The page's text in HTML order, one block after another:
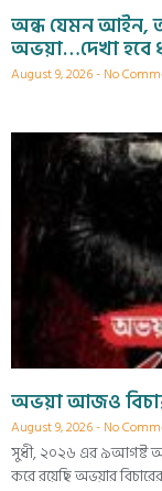
অন্ধ যেমন আইন,
অভয়া…দেখা হবে
August 9, 2026 No
অভয়া আজও
August 9, 2026 No
সুধী, ২০২৬ এর ৯আগষ্ট
করে রয়েছি অভয়ার